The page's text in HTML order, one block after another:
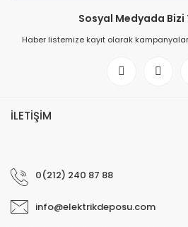
Sosyal Medyada Bizi
Haber listemize kayıt olarak
İLETİŞİM
0(212) 240 87 88
info@elektrikdeposu.com